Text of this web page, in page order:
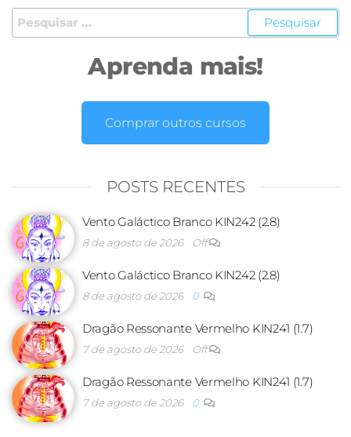
Aprenda mais!
Comprar outros cursos
POSTS RECENTES
Vento Galáctico Branco KIN242 (2.8)
8 de agosto de 2026 Off
Vento Galáctico Branco KIN242 (2.8)
8 de agosto de 2026 0
Dragão Ressonante Vermelho KIN241 (1.7)
7 de agosto de 2026 Off
Dragão Ressonante Vermelho KIN241 (1.7)
7 de agosto de 2026 0